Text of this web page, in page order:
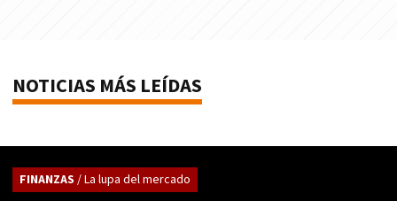
NOTICIAS MÁS LEÍDAS
FINANZAS / La lupa del mercado